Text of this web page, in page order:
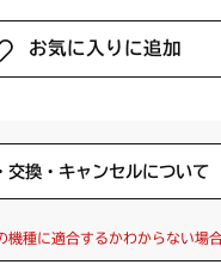
お気に入りに追加
交換・キャンセルについて
機種に適合するかわからない場